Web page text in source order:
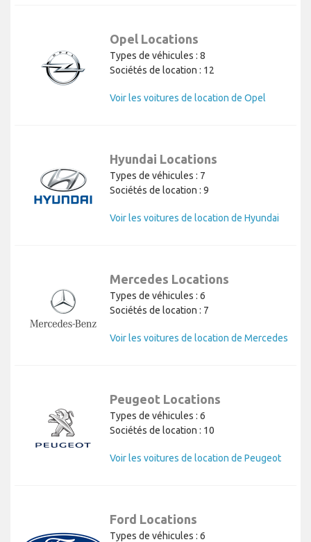
Opel Locations
Types de véhicules : 8
Sociétés de location : 12
Voir les voitures de location de Opel
Hyundai Locations
Types de véhicules : 7
Sociétés de location : 9
Voir les voitures de location de Hyundai
Mercedes Locations
Types de véhicules : 6
Sociétés de location : 7
Voir les voitures de location de Mercedes
Peugeot Locations
Types de véhicules : 6
Sociétés de location : 10
Voir les voitures de location de Peugeot
Ford Locations
Types de véhicules : 6